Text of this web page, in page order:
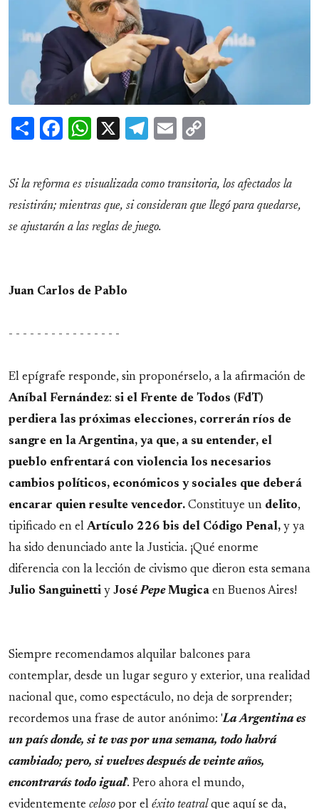
ShareFacebook
WhatsApp
X Telegram
Email
Si la reforma es visualizada como transitoria, los afectados la
resistirán; mientras que, si consideran que llegó para quedarse,
se ajustarán a las reglas de juego.
Juan Carlos de Pablo
- - - - - - - - - - - - - - - -
El epígrafe responde, sin proponérselo, a la afirmación de
Aníbal Fernández: si el Frente de Todos (FdT)
perdiera las próximas elecciones, correrán ríos de
sangre en la Argentina, ya que, a su entender, el
pueblo enfrentará con violencia los necesarios
cambios políticos, económicos y sociales que deberá
encarar quien resulte vencedor. Constituye un delito,
tipificado en el Artículo 226 bis del Código Penal, y ya
ha sido denunciado ante la Justicia. ¡Qué enorme
diferencia con la lección de civismo que dieron esta semana
Julio Sanguinetti y José Pepe Mugica en Buenos Aires!
Siempre recomendamos alquilar balcones para
contemplar, desde un lugar seguro y exterior, una realidad
nacional que, como espectáculo, no deja de sorprender;
recordemos una frase de autor anónimo: 'La Argentina es
un país donde, si te vas por una semana, todo habrá
cambiado; pero, si vuelves después de veinte años,
encontrarás todo igual'. Pero ahora el mundo,
evidentemente celoso por el éxito teatral que aquí se da,